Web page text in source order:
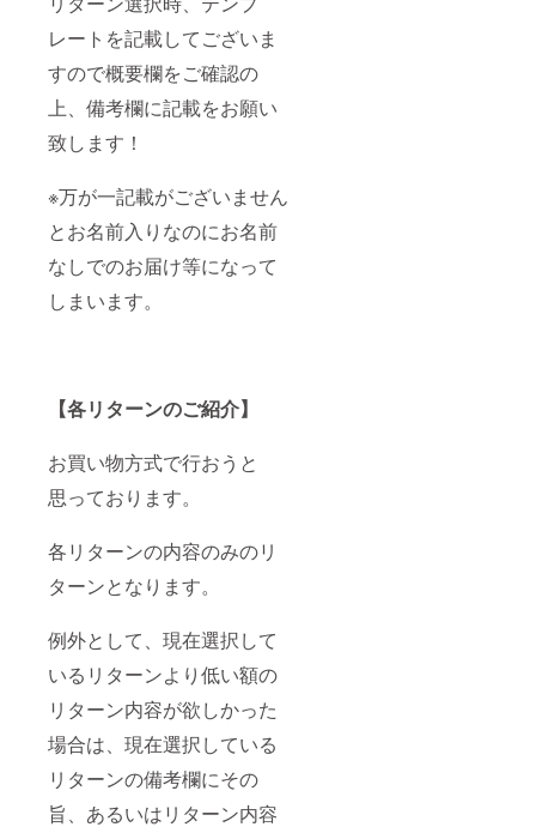
レートを記載してございま
すので概要欄をご確認の
上、備考欄に記載をお願い
致します！
※万が一記載がございません
とお名前入りなのにお名前
なしでのお届け等になって
しまいます。
【各リターンのご紹介】
お買い物方式で行おうと
思っております。
各リターンの内容のみのリ
ターンとなります。
例外として、現在選択して
いるリターンより低い額の
リターン内容が欲しかった
場合は、現在選択している
リターンの備考欄にその
旨、あるいはリターン内容